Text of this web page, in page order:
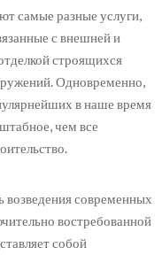
самые разные услуги,
с внешней и
строящихся
Одновременно,
в наше время
чем все
возведения современных
востребованной
собой